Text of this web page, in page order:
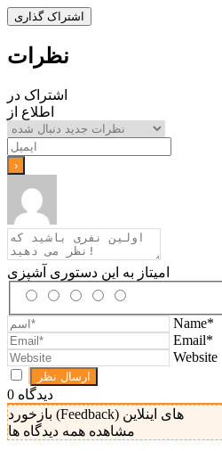
اشتراک گذاری
نظرات
اشتراک در
اطلاع از
امیتاز به این دستوری آشپزی
Name*
Email*
Website
0 دیدگاه
بازخورد (Feedback) های اینلاین
مشاهده همه دیدگاه ها